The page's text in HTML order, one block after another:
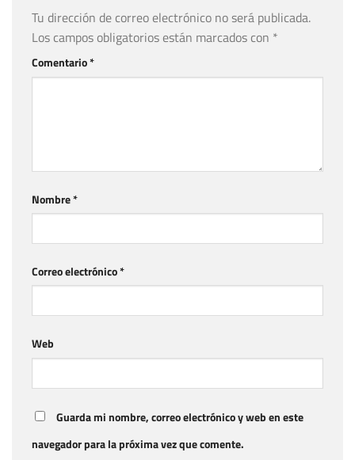
Tu dirección de correo electrónico no será publicada.
Los campos obligatorios están marcados con *
Comentario*
Nombre*
Correo electrónico*
Web
Guarda mi nombre, correo electrónico y web en este
navegador para la próxima vez que comente.